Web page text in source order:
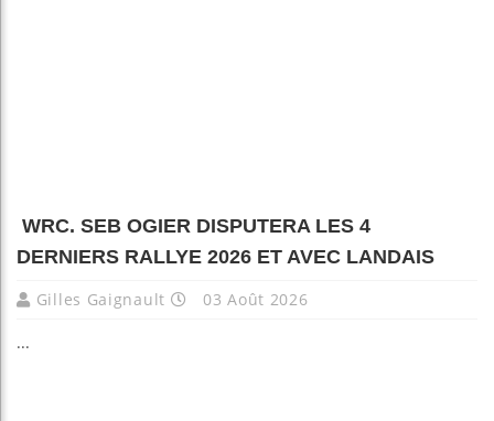
WRC. SEB OGIER DISPUTERA LES 4
DERNIERS RALLYE 2026 ET AVEC LANDAIS
Gilles Gaignault 03 Août 2026
...